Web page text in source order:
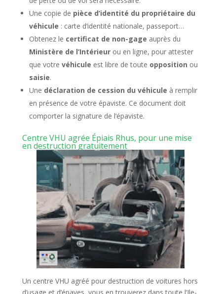
Une copie de pièce d’identité du propriétaire du
véhicule : carte d’identité nationale, passeport…
Obtenez le certificat de non-gage auprès du
Ministère de l’Intérieurou en ligne, pour attester
que votre véhicule est libre de toute opposition ou
saisie.
Une déclaration de cession du véhicule à remplir
en présence de votre épaviste. Ce document doit
comporter la signature de l’épaviste.
Centre VHU agrée Épiais Rhus, pour une mise
en destruction gratuitement
Un centre VHU agréé pour destruction de voitures hors